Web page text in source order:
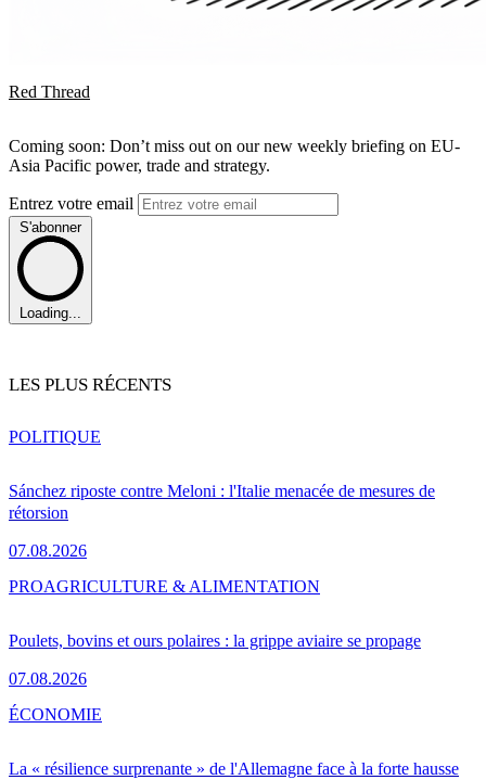
Red Thread
Coming soon: Don’t miss out on our new weekly briefing on EU-
Asia Pacific power, trade and strategy.
Entrez votre email
S'abonner
Loading...
LES PLUS RÉCENTS
Sánchez riposte contre Meloni : l'Italie menacée de mesures de
rétorsion
07.08.2026
POLITIQUE
Poulets, bovins et ours polaires : la grippe aviaire se propage
07.08.2026
PROAGRICULTURE & ALIMENTATION
La « résilience surprenante » de l'Allemagne face à la forte hausse
ÉCONOMIE